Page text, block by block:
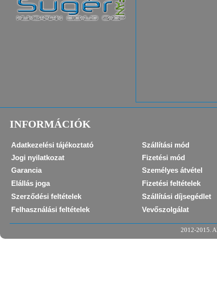
INFORMÁCIÓK
Adatkezelési tájékoztató
Szállítási mód
Jogi nyilatkozat
Fizetési mód
Garancia
Személyes átvétel
Elállás joga
Fizetési feltételek
Szerződési feltételek
Szállítási díjsegédlet
Felhasználási feltételek
Vevőszolgálat
2012-2015.